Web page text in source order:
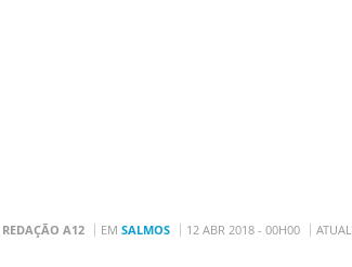
REDAÇÃO A12 EM SALMOS 12 ABR 2018 - 00H00